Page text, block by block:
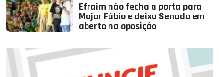
Efraim não fecha a porta para
Major Fábio e deixa Senado em
aberto na oposição